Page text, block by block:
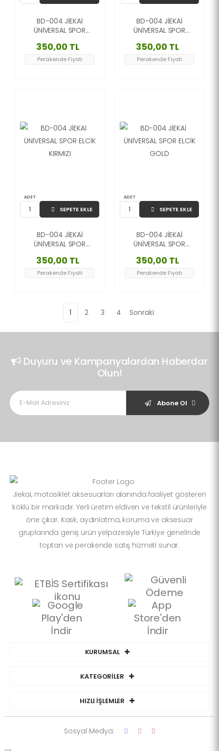
BD-004 JİEKAİ
ÜNİVERSAL SPOR
350,00 TL
Perakende Fiyatı
BD-004 JİEKAİ
ÜNİVERSAL SPOR
350,00 TL
Perakende Fiyatı
ADET
SEPETE EKLE
BD-004 JİEKAİ
ÜNİVERSAL SPOR
350,00 TL
Perakende Fiyatı
ADET
SEPETE EKLE
BD-004 JİEKAİ
ÜNİVERSAL SPOR
350,00 TL
Perakende Fiyatı
1 2 3 4 Sonraki
Duyuru ve Kampanyalardan Haberdar
Olun!
Abone Ol
Jiekai, motosiklet aksesuarları alanında faaliyet gösteren
köklü bir markadır. Yerli üretim eldiven ve tekstil ürünleriyle
öne çıkar. Kask, aydınlatma, koruma ve aksesuar
gruplarında geniş ürün yelpazesiyle Türkiye genelinde
toptan ve perakende satış hizmeti sunar.
KURUMSAL
KATEGORİLER
HIZLI İŞLEMLER
Sosyal Medya: